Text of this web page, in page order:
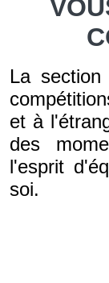
La
et à
des
l'esprit
soi.